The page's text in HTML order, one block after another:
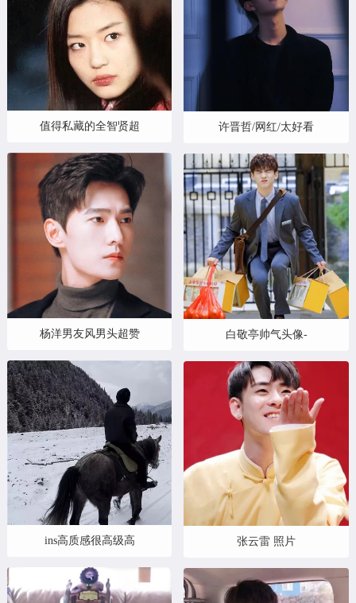
值得私藏的全智贤超
杨洋男友风男头超赞
ins高质感很高级高
许晋哲/网红/太好看
白敬亭帅气头像-
张云雷 照片